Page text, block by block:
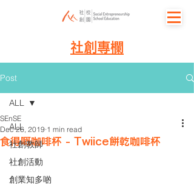
社創專欄
Post
ALL
社創教師
社創活動
創業知多啲
ALL
食得嘅咖啡杯 - Twiice餅乾咖啡杯
SEnSE
Dec 26, 2019 1 min read